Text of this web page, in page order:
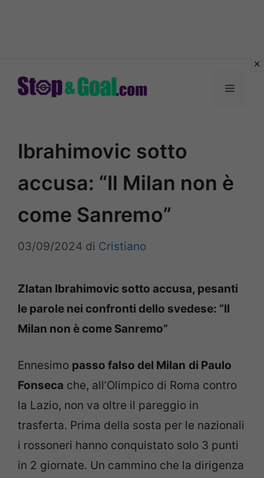
Menu
Ibrahimovic sotto
accusa: “Il Milan non è
come Sanremo”
03/09/2024 di Cristiano
Zlatan Ibrahimovic sotto accusa, pesanti
le parole nei confronti dello svedese: “Il
Milan non è come Sanremo”
Ennesimo passo falso del Milan di Paulo
Fonseca che, all’Olimpico di Roma contro
la Lazio, non va oltre il pareggio in
trasferta. Prima della sosta per le nazionali
i rossoneri hanno conquistato solo 3 punti
in 2 giornate. Un cammino che la dirigenza